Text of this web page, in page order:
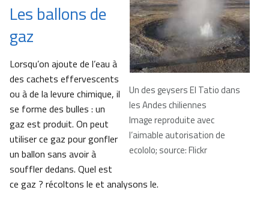
Un des geysers El Tatio dans
les Andes chiliennes
Image reproduite avec
l’aimable autorisation de
ecololo; source: Flickr
Les ballons de
gaz
Lorsqu’on ajoute de l’eau à
des cachets effervescents
ou à de la levure chimique, il
se forme des bulles : un
gaz est produit. On peut
utiliser ce gaz pour gonfler
un ballon sans avoir à
souffler dedans. Quel est
ce gaz ? récoltons le et analysons le.